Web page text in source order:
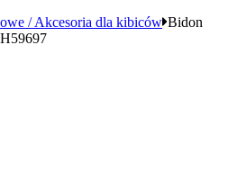
/ Akcesoria dla kibiców Bidon